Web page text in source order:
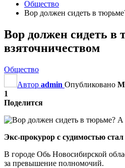
Общество
Вор должен сидеть в
Вор должен сидеть в
взяточничеством
Общество
Автор admin Опубликовано
1
Поделится
Экс-прокурор с судимостью
В городе Обь Новосибирской
за превышение полномочий.